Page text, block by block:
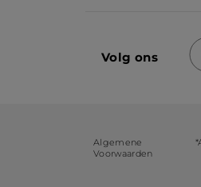
Volg ons
Algemene
Voorwaarden